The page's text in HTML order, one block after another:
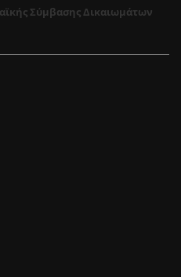
Σύμβασης Δικαιωμάτων